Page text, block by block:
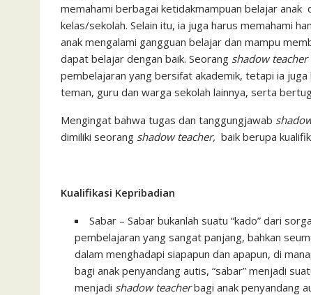
memahami berbagai ketidakmampuan belajar anak
kelas/sekolah. Selain itu, ia juga harus memahami
anak mengalami gangguan belajar dan mampu
dapat belajar dengan baik. Seorang shadow teacher
pembelajaran yang bersifat akademik, tetapi ia
teman, guru dan warga sekolah lainnya, serta
Mengingat bahwa tugas dan tanggungjawab
dimiliki seorang shadow teacher, baik berupa
Kualifikasi Kepribadian
Sabar – Sabar bukanlah suatu “kado” dari
pembelajaran yang sangat panjang, bahkan
dalam menghadapi siapapun dan apapun, di
bagi anak penyandang autis, “sabar” menjadi
menjadi shadow teacherbagi anak penyandang